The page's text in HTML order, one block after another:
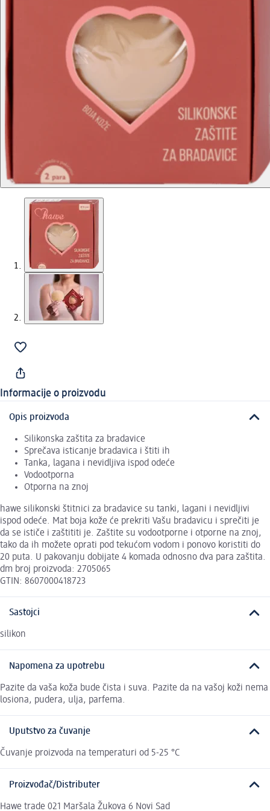
Informacije o proizvodu
Opis proizvoda
Silikonska zaštita za bradavice
Sprečava isticanje bradavica i štiti ih
Tanka, lagana i nevidljiva ispod odeće
Vodootporna
Otporna na znoj
hawe silikonski štitnici za bradavice su tanki, lagani i nevidljivi
ispod odeće. Mat boja kože će prekriti Vašu bradavicu i sprečiti je
da se ističe i zaštititi je. Zaštite su vodootporne i otporne na znoj,
tako da ih možete oprati pod tekućom vodom i ponovo koristiti do
20 puta. U pakovanju dobijate 4 komada odnosno dva para zaštita.
dm broj proizvoda: 2705065
GTIN: 8607000418723
Sastojci
silikon
Napomena za upotrebu
Pazite da vaša koža bude čista i suva. Pazite da na vašoj koži nema
losiona, pudera, ulja, parfema.
Uputstvo za čuvanje
Čuvanje proizvoda na temperaturi od 5-25 °C
Proizvođač/Distributer
Hawe trade 021 Maršala Žukova 6 Novi Sad